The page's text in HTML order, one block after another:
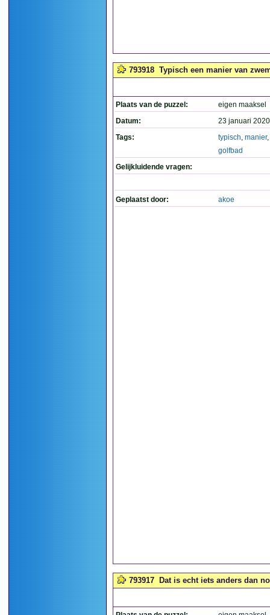
793918 Typisch een manier van
Plaats van de puzzel:
eigen maaksel
Datum:
23 januari
Tags:
typisch, manier,
golfbad
Gelijkluidende vragen:
Geplaatst door: akoe
793917 Dat is echt iets anders dan